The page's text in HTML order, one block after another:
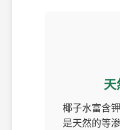
天
椰子水富含
是天然的等